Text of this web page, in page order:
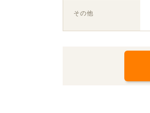
その他